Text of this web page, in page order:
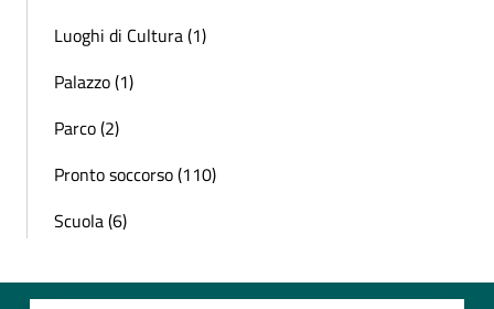
Luoghi di Cultura (1)
Palazzo (1)
Parco (2)
Pronto soccorso (110)
Scuola (6)